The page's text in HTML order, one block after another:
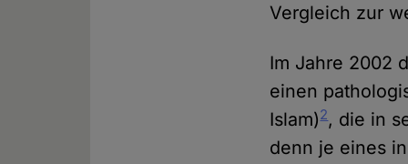
Vergleich zur
Im Jahre 2002
einen
Islam)2, die in
denn je eines